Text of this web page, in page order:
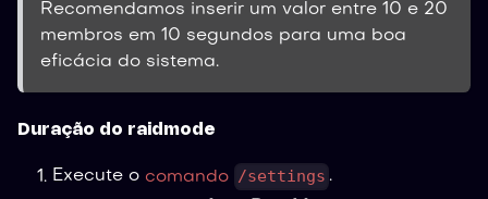
Recomendamos inserir um valor entre 10 e 20
membros em 10 segundos para uma boa
eficácia do sistema.
Duração do raidmode
Execute o comando /settings .